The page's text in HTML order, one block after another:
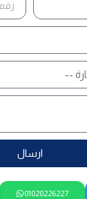
ارسال
01020226227